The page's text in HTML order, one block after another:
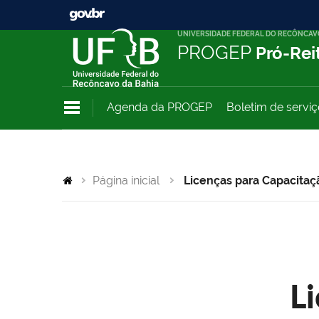
UNIVERSIDADE FEDERAL DO
PROGEP Pró-
Agenda da PROGEP Boletim de
Página inicial Licenças para